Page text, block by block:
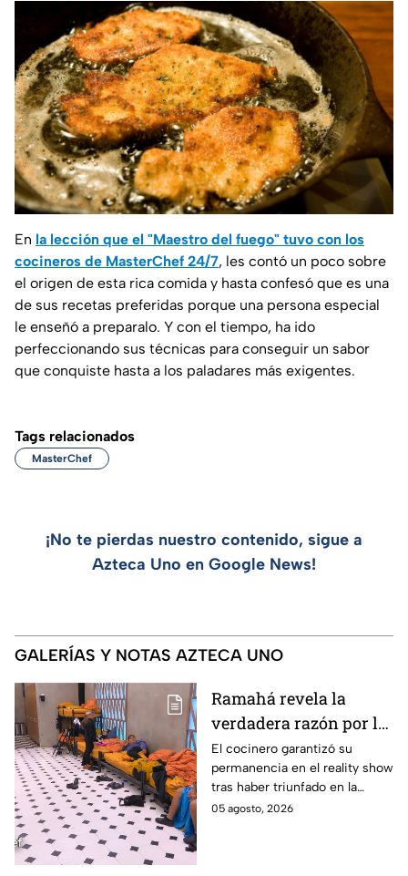
En la lección que el "Maestro del fuego" tuvo con los
cocineros de MasterChef 24/7, les contó un poco sobre
el origen de esta rica comida y hasta confesó que es una
de sus recetas preferidas porque una persona especial
le enseñó a preparalo. Y con el tiempo, ha ido
perfeccionando sus técnicas para conseguir un sabor
que conquiste hasta a los paladares más exigentes.
Tags relacionados
MasterChef
¡No te pierdas nuestro contenido, sigue a
Azteca Uno en Google News!
GALERÍAS Y NOTAS AZTECA UNO
Ramahá revela la
verdadera razón por la
que subió a Daniela al
balcón de MasterChef
24/7
El cocinero garantizó su
permanencia en el reality show
tras haber triunfado en la
pasada batalla por equipos
05 agosto, 2026